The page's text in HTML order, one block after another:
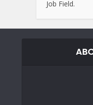
Job Field.